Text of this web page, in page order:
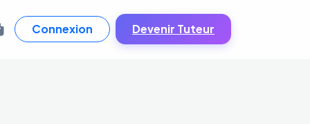
Connexion Devenir Tuteur